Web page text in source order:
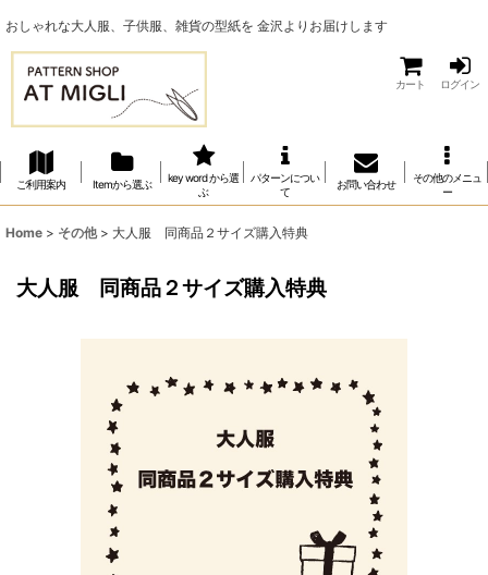
おしゃれな大人服、子供服、雑貨の型紙を 金沢よりお届けします
カート ログイン
ご利用案内 Itemから選ぶ
key word から選
ぶ
パターンについ
て
お問い合わせ
その他のメニュ
ー
Home > その他 > 大人服 同商品２サイズ購入特典
大人服 同商品２サイズ購入特典